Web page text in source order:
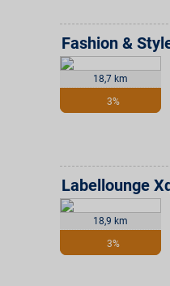
18,7 km
3%
18,9 km
3%